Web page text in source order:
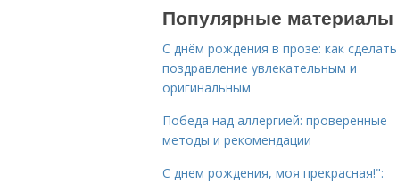
Популярные материалы
С днём рождения в прозе: как сделать
поздравление увлекательным и
оригинальным
Победа над аллергией: проверенные
методы и рекомендации
С днем рождения, моя прекрасная!":